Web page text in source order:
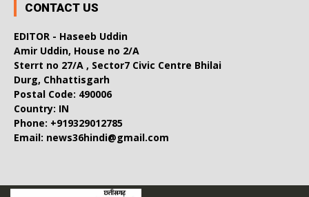
CONTACT US
EDITOR - Haseeb Uddin
Amir Uddin, House no 2/A
Sterrt no 27/A , Sector7 Civic Centre Bhilai
Durg, Chhattisgarh
Postal Code: 490006
Country: IN
Phone: +919329012785
Email: news36hindi@gmail.com